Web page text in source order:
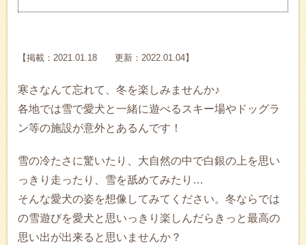
【掲載：2021.01.18 更新：2022.01.04】
寒さなんて忘れて、冬を楽しみませんか♪
各地では雪で愛犬と一緒に遊べるスキー場やドッグラ
ン等の施設が意外とあるんです！
雪の冷たさに驚いたり、大自然の中で白銀の上を思い
っきり走ったり、雪を舐めてみたり…
そんな愛犬の姿を想像してみてください。冬ならでは
の雪遊びを愛犬と思いっきり楽しんだらきっと最高の
思い出が出来ると思いませんか？